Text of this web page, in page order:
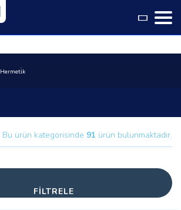
Language
Hermeti̇k
Bu ürün kategorisinde 91 ürün bulunmaktadır.
FİLTRELE